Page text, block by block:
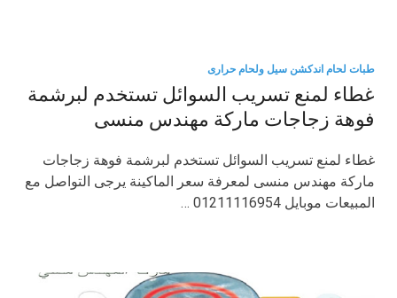
طبات لحام اندكشن سيل ولحام حرارى
غطاء لمنع تسريب السوائل تستخدم لبرشمة
فوهة زجاجات ماركة مهندس منسى
غطاء لمنع تسريب السوائل تستخدم لبرشمة فوهة زجاجات
ماركة مهندس منسى لمعرفة سعر الماكينة يرجى التواصل مع
المبيعات موبايل 01211116954 …